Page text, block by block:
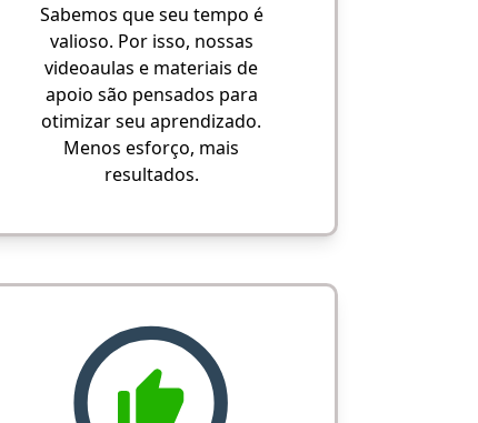
Sabemos que seu tempo é
valioso. Por isso, nossas
videoaulas e materiais de
apoio são pensados para
otimizar seu aprendizado.
Menos esforço, mais
resultados.